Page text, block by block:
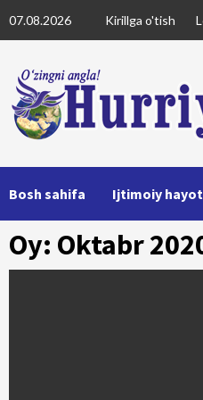
to
07.08.2026 Kirillga o'tish
Bosh sahifa Ijtimoiy hayot
Oy: Oktabr